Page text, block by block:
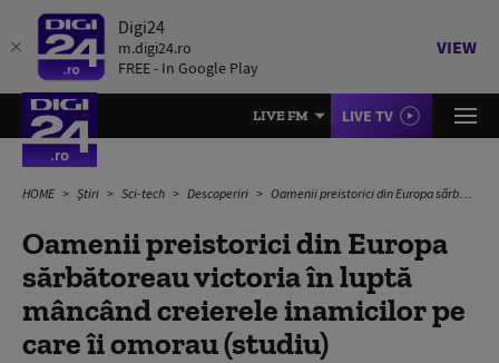
Digi24
m.digi24.ro
FREE - In Google Play
VIEW
LIVE FM LIVE TV
HOME Știri Sci-tech Descoperiri Oamenii preistorici din Europa sărbătoreau victoria în luptă mâncând creierele inamicilor pe care îi omorau (studiu)
Oamenii preistorici din Europa
sărbătoreau victoria în luptă
mâncând creierele inamicilor pe
care îi omorau (studiu)